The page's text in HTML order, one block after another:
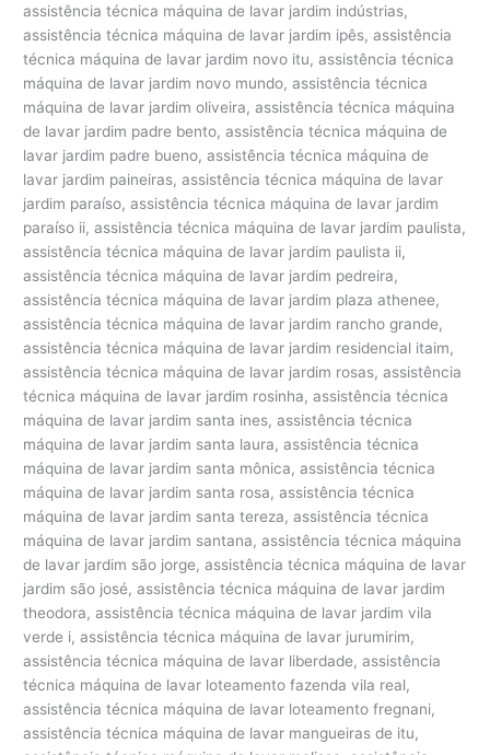
assistência técnica máquina de lavar jardim indústrias,
assistência técnica máquina de lavar jardim ipês, assistência
técnica máquina de lavar jardim novo itu, assistência técnica
máquina de lavar jardim novo mundo, assistência técnica
máquina de lavar jardim oliveira, assistência técnica máquina
de lavar jardim padre bento, assistência técnica máquina de
lavar jardim padre bueno, assistência técnica máquina de
lavar jardim paineiras, assistência técnica máquina de lavar
jardim paraíso, assistência técnica máquina de lavar jardim
paraíso ii, assistência técnica máquina de lavar jardim paulista,
assistência técnica máquina de lavar jardim paulista ii,
assistência técnica máquina de lavar jardim pedreira,
assistência técnica máquina de lavar jardim plaza athenee,
assistência técnica máquina de lavar jardim rancho grande,
assistência técnica máquina de lavar jardim residencial itaim,
assistência técnica máquina de lavar jardim rosas, assistência
técnica máquina de lavar jardim rosinha, assistência técnica
máquina de lavar jardim santa ines, assistência técnica
máquina de lavar jardim santa laura, assistência técnica
máquina de lavar jardim santa mônica, assistência técnica
máquina de lavar jardim santa rosa, assistência técnica
máquina de lavar jardim santa tereza, assistência técnica
máquina de lavar jardim santana, assistência técnica máquina
de lavar jardim são jorge, assistência técnica máquina de lavar
jardim são josé, assistência técnica máquina de lavar jardim
theodora, assistência técnica máquina de lavar jardim vila
verde i, assistência técnica máquina de lavar jurumirim,
assistência técnica máquina de lavar liberdade, assistência
técnica máquina de lavar loteamento fazenda vila real,
assistência técnica máquina de lavar loteamento fregnani,
assistência técnica máquina de lavar mangueiras de itu,